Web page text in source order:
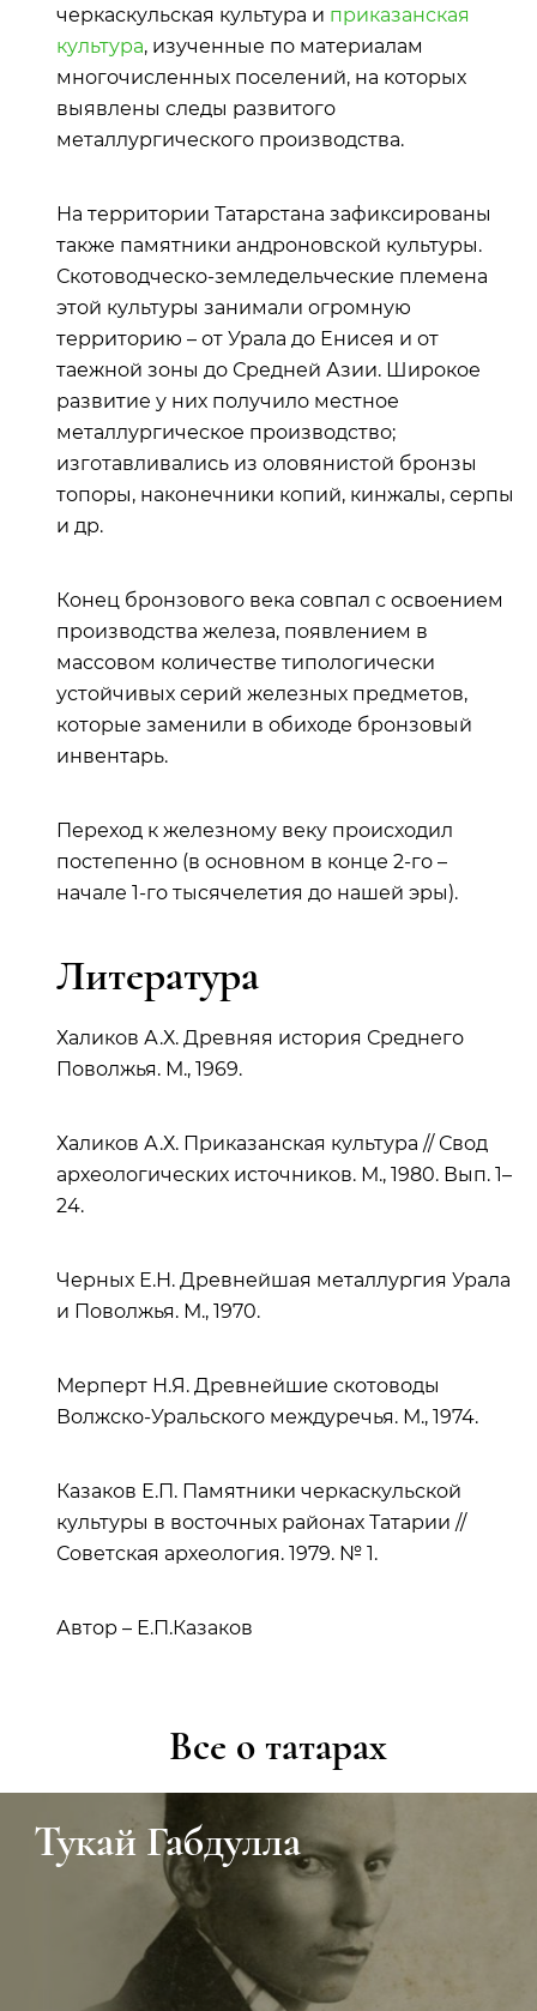
черкаскульская культура и приказанская
культура, изученные по материалам
многочисленных поселений, на которых
выявлены следы развитого
металлургического производства.
На территории Татарстана зафиксированы
также памятники андроновской культуры.
Скотоводческо-земледельческие племена
этой культуры занимали огромную
территорию – от Урала до Енисея и от
таежной зоны до Средней Азии. Широкое
развитие у них получило местное
металлургическое производство;
изготавливались из оловянистой бронзы
топоры, наконечники копий, кинжалы, серпы
и др.
Конец бронзового века совпал с освоением
производства железа, появлением в
массовом количестве типологически
устойчивых серий железных предметов,
которые заменили в обиходе бронзовый
инвентарь.
Переход к железному веку происходил
постепенно (в основном в конце 2-го –
начале 1-го тысячелетия до нашей эры).
Литература
Халиков А.Х. Древняя история Среднего
Поволжья. М., 1969.
Халиков А.Х. Приказанская культура // Свод
археологических источников. М., 1980. Вып. 1–
24.
Черных Е.Н. Древнейшая металлургия Урала
и Поволжья. М., 1970.
Мерперт Н.Я. Древнейшие скотоводы
Волжско-Уральского междуречья. М., 1974.
Казаков Е.П. Памятники черкаскульской
культуры в восточных районах Татарии //
Советская археология. 1979. № 1.
Автор – Е.П.Казаков
Все о татарах
Тукай Габдулла